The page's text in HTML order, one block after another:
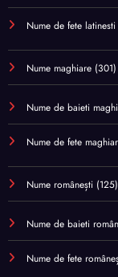
Nume de fete latinesti
Nume maghiare (301)
Nume de baieti
Nume de fete
Nume românești (125)
Nume de baieti
Nume de fete